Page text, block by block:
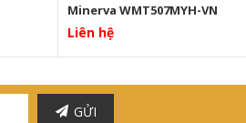
Minerva WMT507MYH-VN
Liên hệ
GỬI